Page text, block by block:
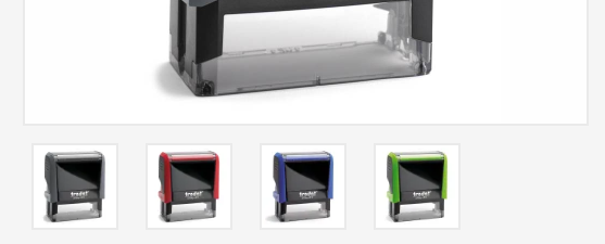
TRODAT POCKET PRINTY
TRODAT MOBILE PRINTY
COLOP E-MARK